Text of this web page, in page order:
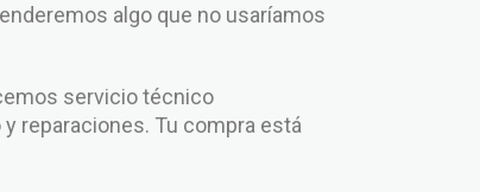
algo que no usaríamos
servicio técnico
reparaciones. Tu compra está